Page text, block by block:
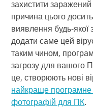
захистити
причина цього
виявлення будь-якої
додати саме цей
таким чином,
загрозу для вашого
це, створюють нові
найкраще програмне
фотографій для ПК.